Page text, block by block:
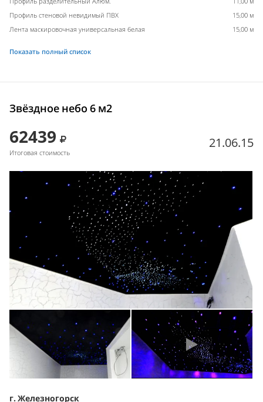
Профиль стеновой невидимый ПВХ
15,00 м
Лента маскировочная универсальная белая
15,00 м
Показать полный список
Звёздное небо 6 м2
62439
Итоговая стоимость
21.06.15
г. Железногорск